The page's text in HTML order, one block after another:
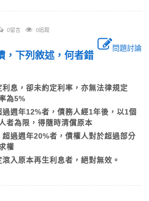
0留言 0追蹤
問題討論
，下列敘述，何者錯
息，卻未約定利率，亦無法律規定
為5%
週年12%者，債務人經1年後，以1個
者為限，得隨時清償原本
過週年20%者，債權人對於超過部分
權
入原本再生利息者，絕對無效。